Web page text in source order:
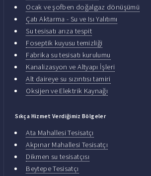
Ocak ve şofben doğalgaz dönüşümü
Çatı Aktarma - Su ve Isı Yalıtımı
Su tesisatı arıza tespit
Foseptik kuyusu temizliği
Fabrika su tesisatı kurulumu
Kanalizasyon ve Altyapı İşleri
Alt daireye su sızıntısı tamiri
Oksijen ve Elektrik Kaynağı
Sıkça Hizmet Verdiğimiz Bölgeler
Ata Mahallesi Tesisatçı
Akpınar Mahallesi Tesisatçı
Dikmen su tesisatçısı
Beytepe Tesisatçı